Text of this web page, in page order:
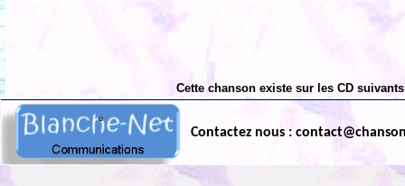
Cette chanson existe sur les CD
Contactez nous :